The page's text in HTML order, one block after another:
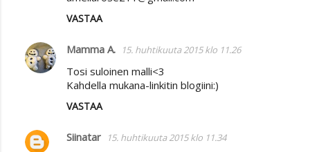
VASTAA
Mamma A. 15. huhtikuuta 2015 klo 11.26
Tosi suloinen malli<3
Kahdella mukana-linkitin blogiini:)
VASTAA
Siinatar 15. huhtikuuta 2015 klo 11.34